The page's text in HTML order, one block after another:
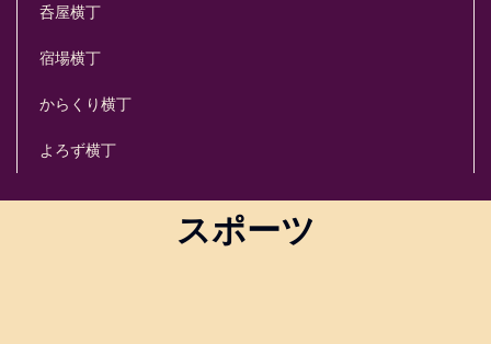
呑屋横丁
宿場横丁
からくり横丁
よろず横丁
スポーツ